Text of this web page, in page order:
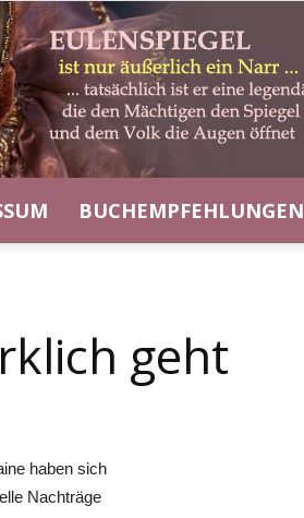
BUCHEMPFEHLUNGEN
geht
haben sich
Nachträge